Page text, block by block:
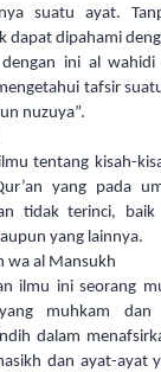
suatu ayat.
dapat dipahami
dengan ini al
tafsir
nuzuya”.
tentang kisah-
yang pada
tidak terinci,
yang lainnya.
wa al Mansukh
ilmu ini seorang
muhkam dan
dalam
dan ayat-ayat